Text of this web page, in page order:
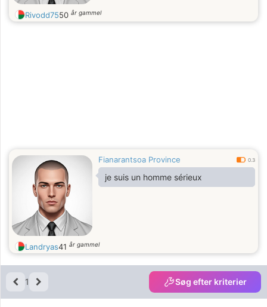
Rivodd7550 år gammel
Fianarantsoa Province 0.3
je suis un homme sérieux
Landryas41 år gammel
1 Søg efter kriterier